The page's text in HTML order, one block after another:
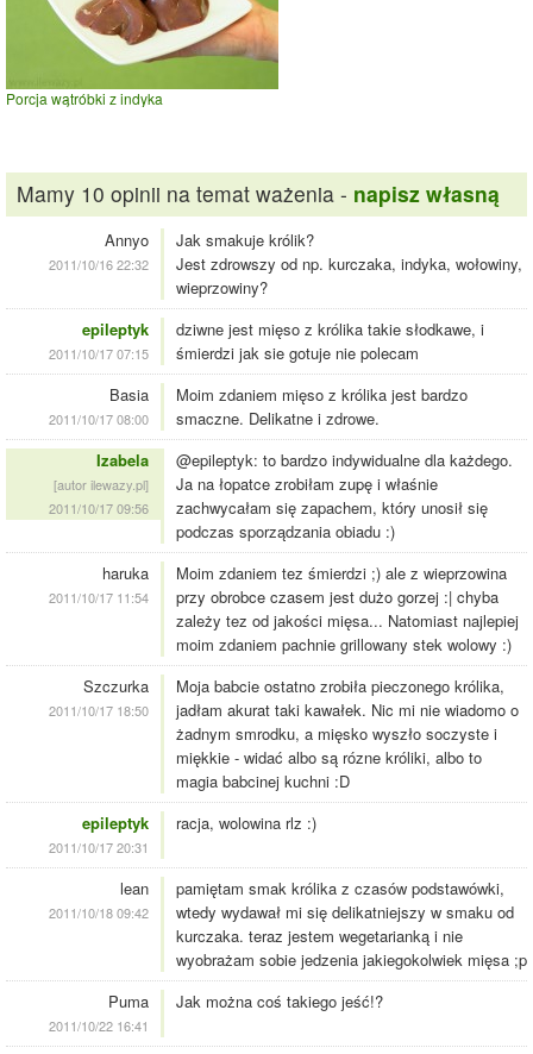
Porcja wątróbki z indyka
Mamy 10 opinii na temat ważenia - napisz własną
Annyo
2011/10/16 22:32
Jak smakuje królik?
Jest zdrowszy od np. kurczaka, indyka, wołowiny,
wieprzowiny?
epileptyk
2011/10/17 07:15
dziwne jest mięso z królika takie słodkawe, i
śmierdzi jak sie gotuje nie polecam
Basia
2011/10/17 08:00
Moim zdaniem mięso z królika jest bardzo
smaczne. Delikatne i zdrowe.
Izabela
[autor ilewazy.pl]
2011/10/17 09:56
@epileptyk: to bardzo indywidualne dla każdego.
Ja na łopatce zrobiłam zupę i właśnie
zachwycałam się zapachem, który unosił się
podczas sporządzania obiadu :)
haruka
2011/10/17 11:54
Moim zdaniem tez śmierdzi ;) ale z wieprzowina
przy obrobce czasem jest dużo gorzej :| chyba
zależy tez od jakości mięsa... Natomiast najlepiej
moim zdaniem pachnie grillowany stek wolowy :)
Szczurka
2011/10/17 18:50
Moja babcie ostatno zrobiła pieczonego królika,
jadłam akurat taki kawałek. Nic mi nie wiadomo o
żadnym smrodku, a mięsko wyszło soczyste i
miękkie - widać albo są rózne króliki, albo to
magia babcinej kuchni :D
epileptyk
2011/10/17 20:31
racja, wolowina rlz :)
lean
2011/10/18 09:42
pamiętam smak królika z czasów podstawówki,
wtedy wydawał mi się delikatniejszy w smaku od
kurczaka. teraz jestem wegetarianką i nie
wyobrażam sobie jedzenia jakiegokolwiek mięsa ;p
Puma
2011/10/22 16:41
Jak można coś takiego jeść!?